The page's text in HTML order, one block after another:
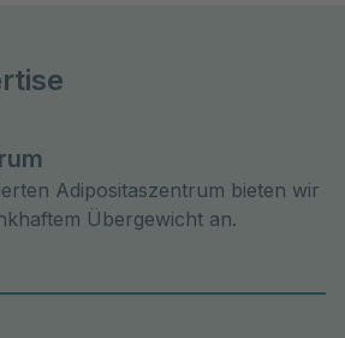
Adipositaszentrum bieten wir
Übergewicht an.